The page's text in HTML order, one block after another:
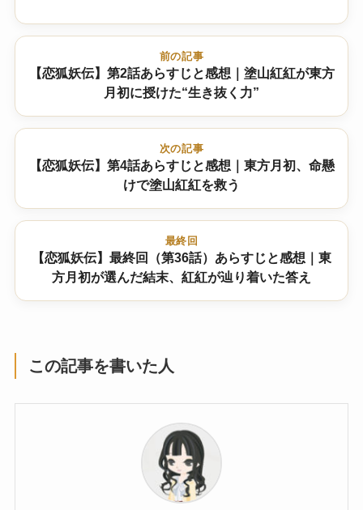
前の記事
【恋狐妖伝】第2話あらすじと感想｜塗山紅紅が東方
月初に授けた“生き抜く力”
次の記事
【恋狐妖伝】第4話あらすじと感想｜東方月初、命懸
けで塗山紅紅を救う
最終回
【恋狐妖伝】最終回（第36話）あらすじと感想｜東
方月初が選んだ結末、紅紅が辿り着いた答え
この記事を書いた人